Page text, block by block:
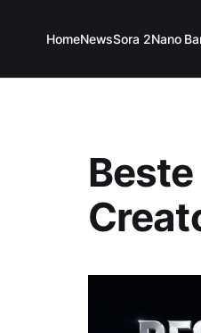
HomeNewsSora 2Nano